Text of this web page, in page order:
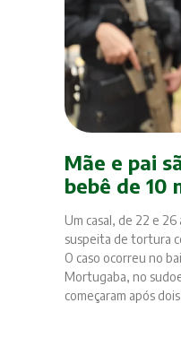
Mãe e pai
bebê de 10
Um casal, de 22 e
suspeita de tortura
O caso ocorreu no
Mortugaba, no
começaram após